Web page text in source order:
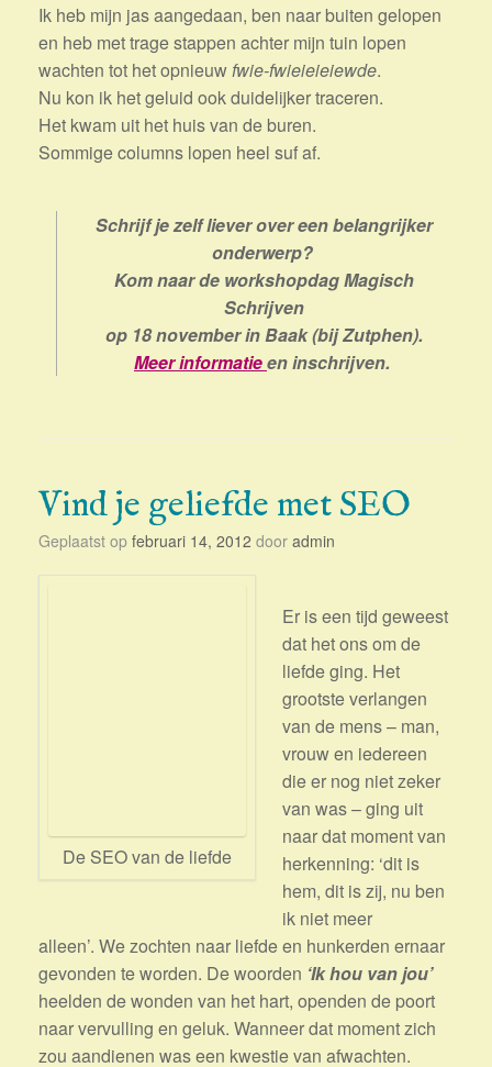
Ik heb mijn jas aangedaan, ben naar buiten gelopen
en heb met trage stappen achter mijn tuin lopen
wachten tot het opnieuw fwie-fwieieieiewde.
Nu kon ik het geluid ook duidelijker traceren.
Het kwam uit het huis van de buren.
Sommige columns lopen heel suf af.
Schrijf je zelf liever over een belangrijker
onderwerp?
Kom naar de workshopdag Magisch
Schrijven
op 18 november in Baak (bij Zutphen).
Meer informatieen inschrijven.
Vind je geliefde met SEO
Geplaatst op februari 14, 2012 door admin
De SEO van de liefde
Er is een tijd geweest
dat het ons om de
liefde ging. Het
grootste verlangen
van de mens – man,
vrouw en iedereen
die er nog niet zeker
van was – ging uit
naar dat moment van
herkenning: ‘dit is
hem, dit is zij, nu ben
ik niet meer
alleen’. We zochten naar liefde en hunkerden ernaar
gevonden te worden. De woorden ‘Ik hou van jou’
heelden de wonden van het hart, openden de poort
naar vervulling en geluk. Wanneer dat moment zich
zou aandienen was een kwestie van afwachten.